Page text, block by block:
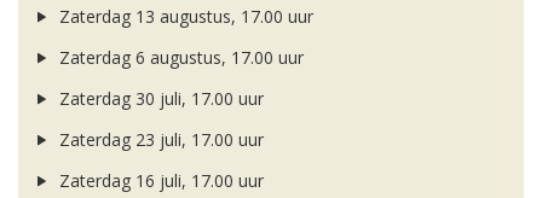
Zaterdag 13 augustus, 17.00 uur
Zaterdag 6 augustus, 17.00 uur
Zaterdag 30 juli, 17.00 uur
Zaterdag 23 juli, 17.00 uur
Zaterdag 16 juli, 17.00 uur